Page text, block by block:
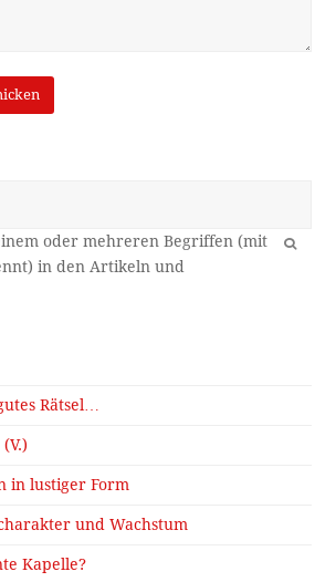
OK
Rätsel…
in lustiger Form
und Wachstum
Kapelle?